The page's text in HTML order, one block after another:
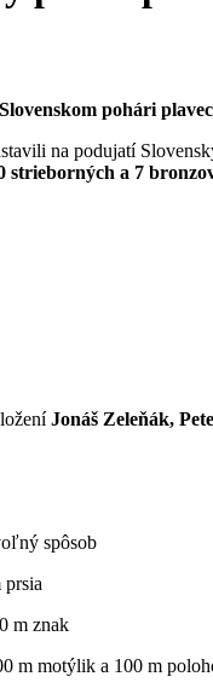
pohári
na podujatí
strieborných a 7
Jonáš Zeleňák,
spôsob
prsia
m znak
m motýlik a 100 m